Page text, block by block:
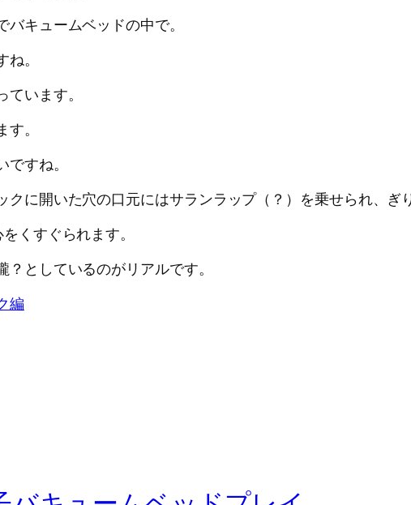
キュームベッドの中で。
。
います。
。
すね。
に開いた穴の口元にはサランラップ（？）を乗せられ、ぎ
くすぐられます。
としているのがリアルです。
編